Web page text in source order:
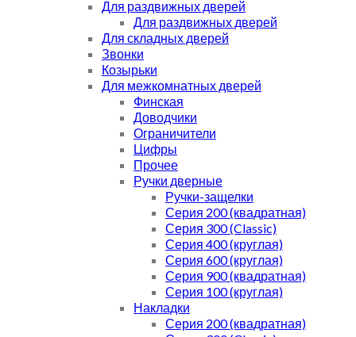
Для раздвижных дверей
Для раздвижных дверей
Для складных дверей
Звонки
Козырьки
Для межкомнатных дверей
Финская
Доводчики
Ограничители
Цифры
Прочее
Ручки дверные
Ручки-защелки
Серия 200 (квадратная)
Серия 300 (Classic)
Серия 400 (круглая)
Серия 600 (круглая)
Серия 900 (квадратная)
Серия 100 (круглая)
Накладки
Серия 200 (квадратная)